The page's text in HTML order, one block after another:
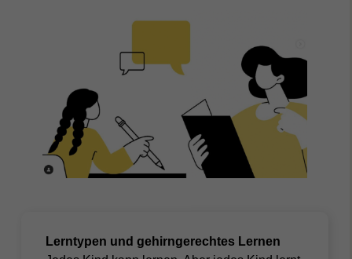
Lerntypen und gehirngerechtes Lernen